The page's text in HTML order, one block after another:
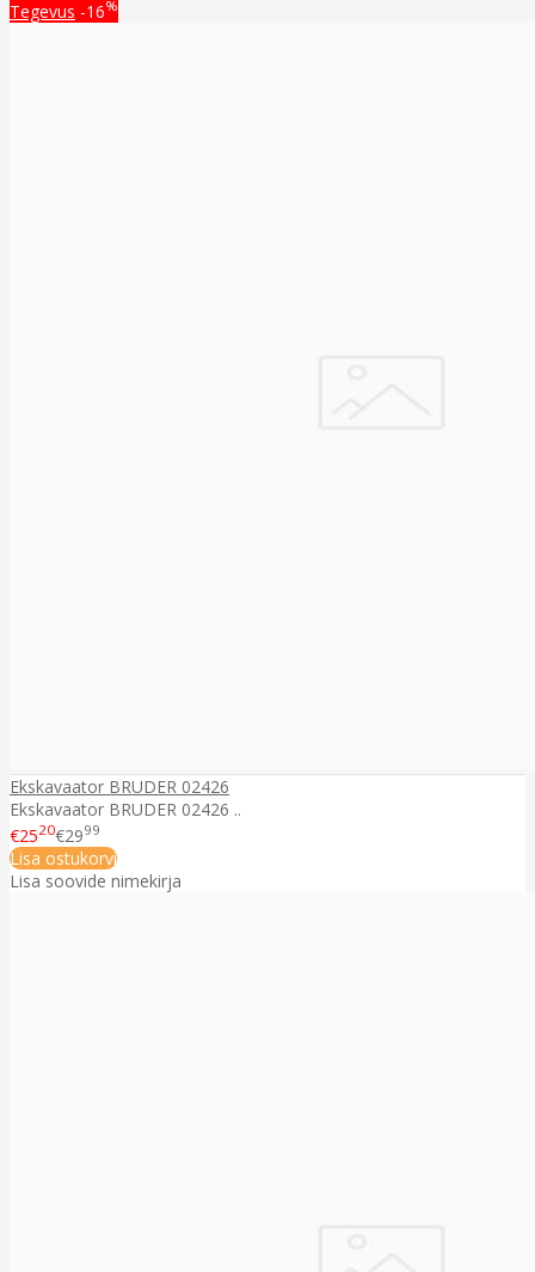
Tegevus -16%
Ekskavaator BRUDER 02426
Ekskavaator BRUDER 02426 ..
€2520€2999
Lisa ostukorvi
Lisa soovide nimekirja